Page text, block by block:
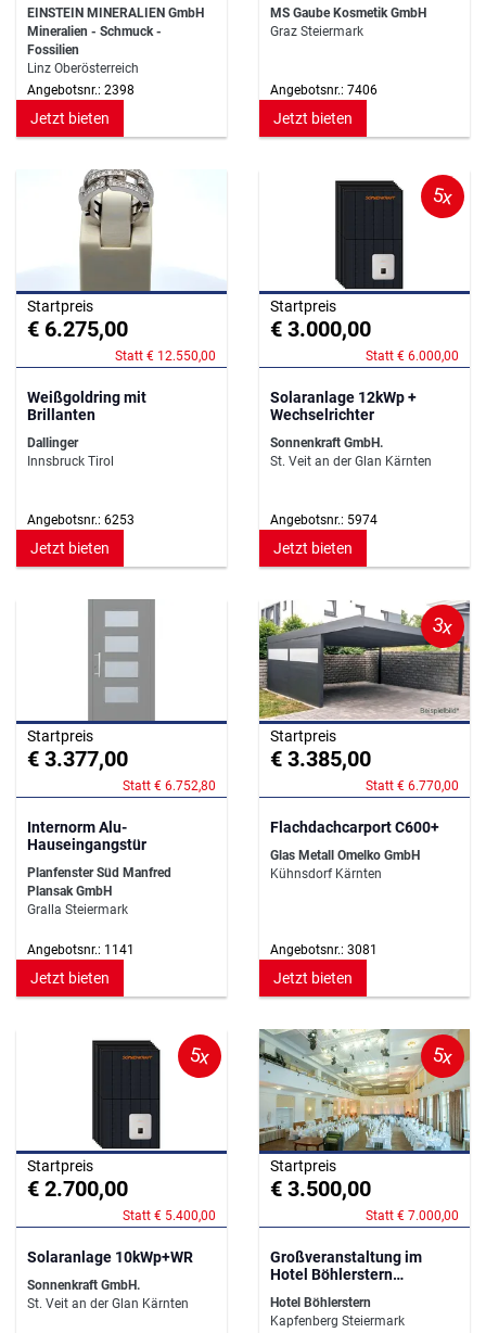
EINSTEIN MINERALIEN GmbH
Mineralien - Schmuck -
Fossilien
Linz Oberösterreich
Angebotsnr.: 2398
Jetzt bieten
MS Gaube Kosmetik GmbH
Graz Steiermark
Angebotsnr.: 7406
Jetzt bieten
Startpreis
€ 6.275,00
Statt € 12.550,00
Weißgoldring mit
Brillanten
Dallinger
Innsbruck Tirol
Angebotsnr.: 6253
Jetzt bieten
5x
Startpreis
€ 3.000,00
Statt € 6.000,00
Solaranlage 12kWp +
Wechselrichter
Sonnenkraft GmbH.
St. Veit an der Glan Kärnten
Angebotsnr.: 5974
Jetzt bieten
Startpreis
€ 3.377,00
Statt € 6.752,80
Internorm Alu-
Hauseingangstür
Planfenster Süd Manfred
Plansak GmbH
Gralla Steiermark
Angebotsnr.: 1141
Jetzt bieten
3x
Startpreis
€ 3.385,00
Statt € 6.770,00
Flachdachcarport C600+
Glas Metall Omelko GmbH
Kühnsdorf Kärnten
Angebotsnr.: 3081
Jetzt bieten
5x
Startpreis
€ 2.700,00
Statt € 5.400,00
Solaranlage 10kWp+WR
Sonnenkraft GmbH.
St. Veit an der Glan Kärnten
5x
Startpreis
€ 3.500,00
Statt € 7.000,00
Großveranstaltung im
Hotel Böhlerstern
Hotel Böhlerstern
Kapfenberg Steiermark